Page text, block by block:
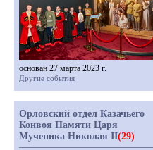
основан 27 марта 2023 г.
Другие события
Орловский отдел Казачьего
Конвоя Памяти Царя
Мученика Николая II(29)